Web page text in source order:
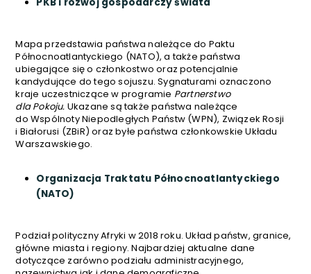
Organizacja Traktatu Północnoatlantyckiego
(NATO)
Mapa przedstawia państwa należące do Paktu
Północnoatlantyckiego (NATO), a także państwa
ubiegające się o członkostwo oraz potencjalnie
kandydujące do tego sojuszu. Sygnaturami oznaczono
kraje uczestniczące w programie Partnerstwo
dla Pokoju. Ukazane są także państwa należące
do Wspólnoty Niepodległych Państw (WPN), Związek Rosji
i Białorusi (ZBiR) oraz byłe państwa członkowskie Układu
Warszawskiego.
Podział polityczny Afryki w 2018 roku. Układ państw, granice,
główne miasta i regiony. Najbardziej aktualne dane
dotyczące zarówno podziału administracyjnego,